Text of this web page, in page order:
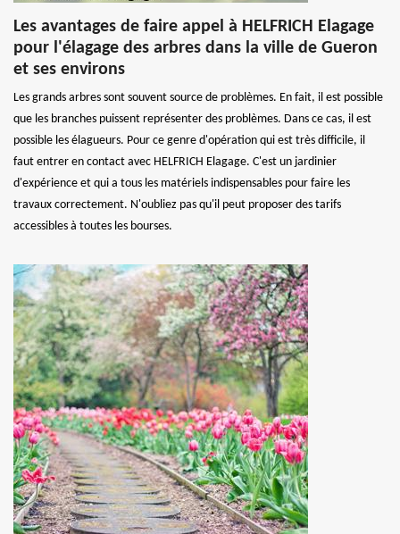
Les avantages de faire appel à HELFRICH Elagage
pour l'élagage des arbres dans la ville de Gueron
et ses environs
Les grands arbres sont souvent source de problèmes. En fait, il est possible
que les branches puissent représenter des problèmes. Dans ce cas, il est
possible les élagueurs. Pour ce genre d'opération qui est très difficile, il
faut entrer en contact avec HELFRICH Elagage. C'est un jardinier
d'expérience et qui a tous les matériels indispensables pour faire les
travaux correctement. N'oubliez pas qu'il peut proposer des tarifs
accessibles à toutes les bourses.